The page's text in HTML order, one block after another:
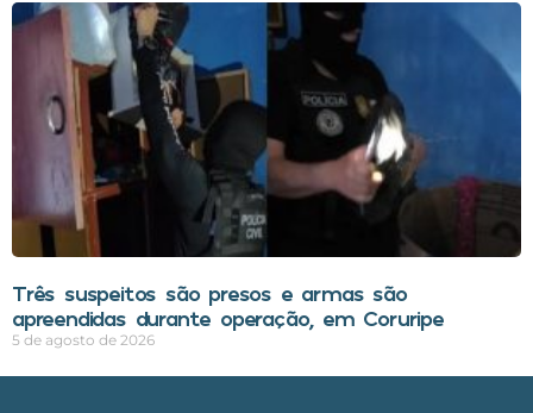
Três suspeitos são presos e armas são
apreendidas durante operação, em Coruripe
5 de agosto de 2026